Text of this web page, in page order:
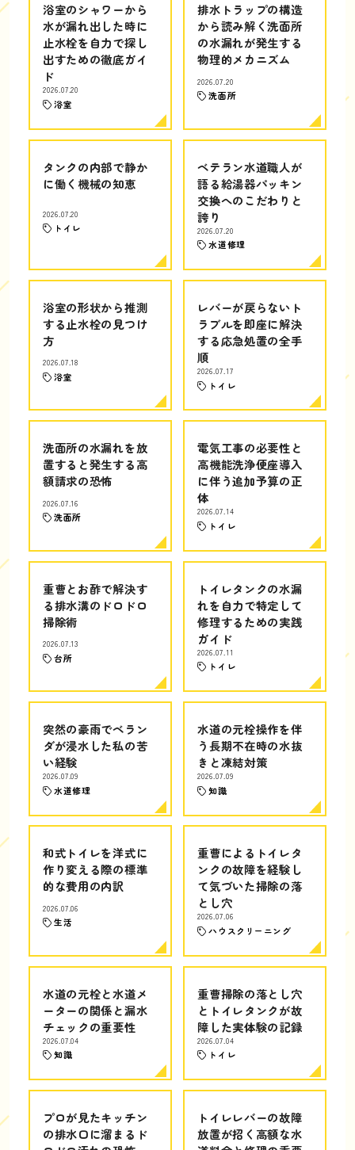
浴室のシャワーから
水が漏れ出した時に
止水栓を自力で探し
出すための徹底ガイ
ド
2026.07.20
浴室
排水トラップの構造
から読み解く洗面所
の水漏れが発生する
物理的メカニズム
2026.07.20
洗面所
タンクの内部で静か
に働く機械の知恵
2026.07.20
トイレ
ベテラン水道職人が
語る給湯器パッキン
交換へのこだわりと
誇り
2026.07.20
水道修理
浴室の形状から推測
する止水栓の見つけ
方
2026.07.18
浴室
レバーが戻らないト
ラブルを即座に解決
する応急処置の全手
順
2026.07.17
トイレ
洗面所の水漏れを放
置すると発生する高
額請求の恐怖
2026.07.16
洗面所
電気工事の必要性と
高機能洗浄便座導入
に伴う追加予算の正
体
2026.07.14
トイレ
重曹とお酢で解決す
る排水溝のドロドロ
掃除術
2026.07.13
台所
トイレタンクの水漏
れを自力で特定して
修理するための実践
ガイド
2026.07.11
トイレ
突然の豪雨でベラン
ダが浸水した私の苦
い経験
2026.07.09
水道修理
水道の元栓操作を伴
う長期不在時の水抜
きと凍結対策
2026.07.09
知識
和式トイレを洋式に
作り変える際の標準
的な費用の内訳
2026.07.06
生活
重曹によるトイレタ
ンクの故障を経験し
て気づいた掃除の落
とし穴
2026.07.06
ハウスクリーニング
水道の元栓と水道メ
ーターの関係と漏水
チェックの重要性
2026.07.04
知識
重曹掃除の落とし穴
とトイレタンクが故
障した実体験の記録
2026.07.04
トイレ
プロが見たキッチン
の排水口に溜まるド
トイレレバーの故障
放置が招く高額な水